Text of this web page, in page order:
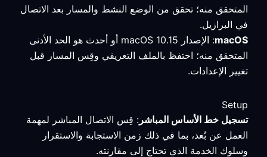
المتحقق منه؛ تحقق من الوضع النشط والمسار بعد الاتصال
في البرازيل.
macOS
: الإصدار macOS 10.15 أو أحدث هو الحد الأدنى
المتحقق منه؛ احتفظ بالملف التعريفي وقِس المسار قبل
تغيير الإعدادات.
Setup
تسجيل خط الأساس المباشر : قِس الاتصال المباشر لمهمة
العمل عن بُعد، بما في ذلك زمن الاستجابة والاستقرار
وسلوك الخدمة الذي تحتاج إلى مقارنته.